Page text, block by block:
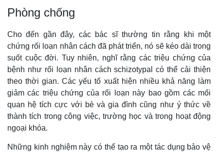
Phòng chống
Cho đến gần đây, các bác sĩ thường tin rằng khi một
chứng rối loạn nhân cách đã phát triển, nó sẽ kéo dài trong
suốt cuộc đời. Tuy nhiên, nghĩ rằng các triệu chứng của
bệnh như rối loạn nhân cách schizotypal có thể cải thiện
theo thời gian. Các yếu tố xuất hiện nhiều khả năng làm
giảm các triệu chứng của rối loạn này bao gồm các mối
quan hệ tích cực với bè và gia đình cũng như ý thức về
thành tích trong công việc, trường học và trong hoạt động
ngoại khóa.
Những kinh nghiệm này có thể tạo ra một tác dụng bảo vệ